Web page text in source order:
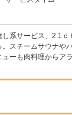
系サービス、2.1ｃ
スチームサウナや
ーも肉料理からア